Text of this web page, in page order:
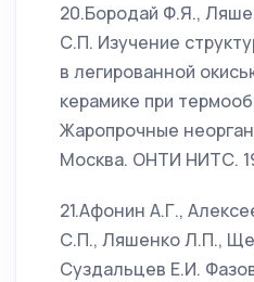
20.Бородай Ф.Я.,
С.П. Изучение
в легированной
керамике при
Жаропрочные
Москва. ОНТИ НИТС.
21.Афонин А.Г.,
С.П., Ляшенко Л.П.,
Суздальцев Е.И.